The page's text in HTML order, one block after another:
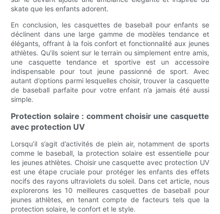
skate que les enfants adorent.
En conclusion, les casquettes de baseball pour enfants se
déclinent dans une large gamme de modèles tendance et
élégants, offrant à la fois confort et fonctionnalité aux jeunes
athlètes. Qu'ils soient sur le terrain ou simplement entre amis,
une casquette tendance et sportive est un accessoire
indispensable pour tout jeune passionné de sport. Avec
autant d’options parmi lesquelles choisir, trouver la casquette
de baseball parfaite pour votre enfant n’a jamais été aussi
simple.
Protection solaire : comment choisir une casquette
avec protection UV
Lorsqu’il s’agit d’activités de plein air, notamment de sports
comme le baseball, la protection solaire est essentielle pour
les jeunes athlètes. Choisir une casquette avec protection UV
est une étape cruciale pour protéger les enfants des effets
nocifs des rayons ultraviolets du soleil. Dans cet article, nous
explorerons les 10 meilleures casquettes de baseball pour
jeunes athlètes, en tenant compte de facteurs tels que la
protection solaire, le confort et le style.